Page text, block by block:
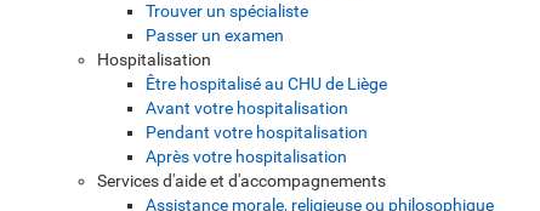
Trouver un spécialiste
Passer un examen
Hospitalisation
Être hospitalisé au CHU de Liège
Avant votre hospitalisation
Pendant votre hospitalisation
Après votre hospitalisation
Services d'aide et d'accompagnements
Assistance morale, religieuse ou philosophique